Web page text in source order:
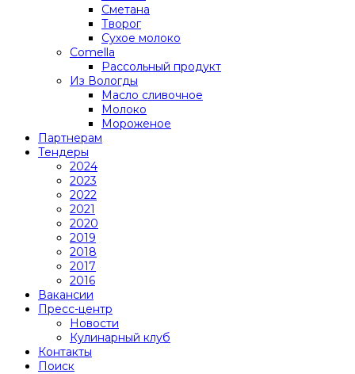
Сметана
Творог
Сухое молоко
Comеlla
Рассольный продукт
Из Вологды
Масло сливочное
Молоко
Мороженое
Партнерам
Тендеры
2024
2023
2022
2021
2020
2019
2018
2017
2016
Вакансии
Пресс-центр
Новости
Кулинарный клуб
Контакты
Поиск